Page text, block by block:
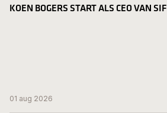
KOEN BOGERS START ALS CEO VAN SIF
01 aug 2026